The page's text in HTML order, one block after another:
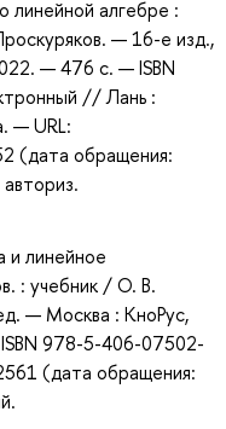
линейной алгебре :
— 16-е изд.,
— 476 с. — ISBN
// Лань :
— URL:
(дата обращения:
и линейное
: учебник / О. В.
— Москва : КноРус,
978-5-406-07502-
(дата обращения: